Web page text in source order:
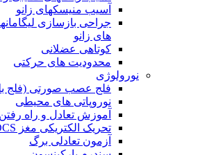
آسیب منیسکهای زانو
جراحی بازسازی
های زانو
کوتاهی عضلانی
محدودیت های حرکتی
نورولوژی
فلج عصب صورتی (فلج
نوروپاتی های محیطی
آموزش تعادل و راه رفتن
تحریک الکتریکی مغز tDCS
آزمون تعادلی برگ